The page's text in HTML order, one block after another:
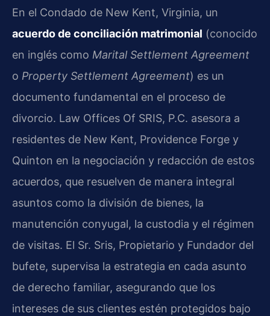
En el Condado de New Kent, Virginia, un
acuerdo de conciliación matrimonial (conocido
en inglés como Marital Settlement Agreement
o Property Settlement Agreement) es un
documento fundamental en el proceso de
divorcio. Law Offices Of SRIS, P.C. asesora a
residentes de New Kent, Providence Forge y
Quinton en la negociación y redacción de estos
acuerdos, que resuelven de manera integral
asuntos como la división de bienes, la
manutención conyugal, la custodia y el régimen
de visitas. El Sr. Sris, Propietario y Fundador del
bufete, supervisa la estrategia en cada asunto
de derecho familiar, asegurando que los
intereses de sus clientes estén protegidos bajo